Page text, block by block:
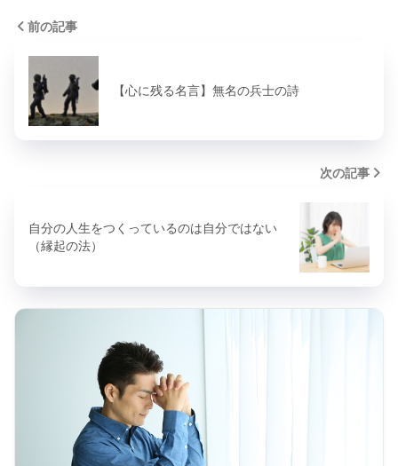
前の記事
【心に残る名言】無名の兵士の詩
次の記事
自分の人生をつくっているのは自分ではない
（縁起の法）